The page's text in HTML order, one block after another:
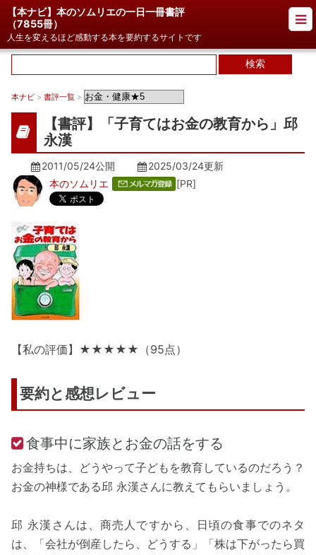
【本ナビ】本のソムリエの一日一冊書評
（7855冊）
人生を変えるほど感動する本を要約するサイトです
本ナビ > 書評一覧 >
【書評】「子育てはお金の教育から」邱
永漢
2011/05/24公開 2025/03/24更新
本のソムリエ
[PR]
【私の評価】★★★★★（95点）
要約と感想レビュー
食事中に家族とお金の話をする
お金持ちは、どうやって子どもを教育しているのだろう？
お金の神様である邱 永漢さんに教えてもらいましょう。
邱 永漢さんは、商売人ですから、日頃の食事でのネタ
は、「会社が倒産したら、どうする」「株は下がったら買